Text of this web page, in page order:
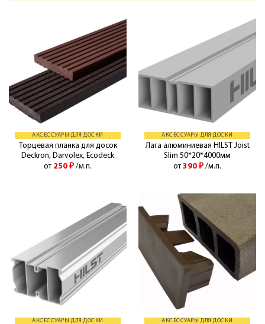
АКСЕССУАРЫ ДЛЯ ДОСКИ
Торцевая планка для досок
Deckron, Darvolex, Ecodeck
от 250 ₽ /м.п.
АКСЕССУАРЫ ДЛЯ ДОСКИ
Лага алюминиевая HILST Joist
Slim 50*20*4000мм
от 390 ₽ /м.п.
АКСЕССУАРЫ ДЛЯ ДОСКИ АКСЕССУАРЫ ДЛЯ ДОСКИ